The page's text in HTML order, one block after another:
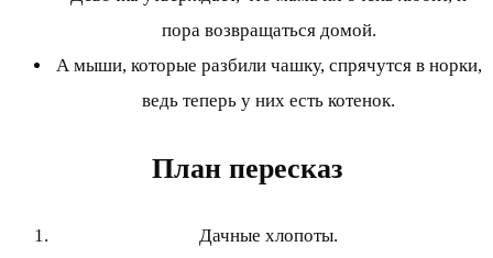
пора возвращаться домой.
А мыши, которые разбили чашку, спрячутся в норки,
ведь теперь у них есть котенок.
План пересказ
Дачные хлопоты.